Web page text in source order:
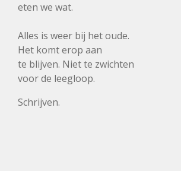
eten we wat.
Alles is weer bij het oude.
Het komt erop aan
te blijven. Niet te zwichten
voor de leegloop.
Schrijven.